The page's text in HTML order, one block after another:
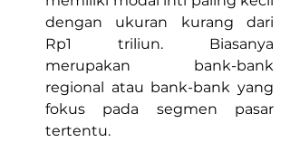
dengan ukuran kurang dari
Rp1 triliun. Biasanya
merupakan bank-bank
regional atau bank-bank yang
fokus pada segmen pasar
tertentu.